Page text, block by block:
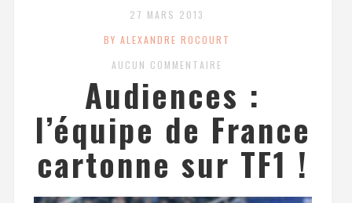
27 MARS 2013
BY ALEXANDRE ROCOURT
AUCUN COMMENTAIRE
Audiences :
l’équipe de France
cartonne sur TF1 !